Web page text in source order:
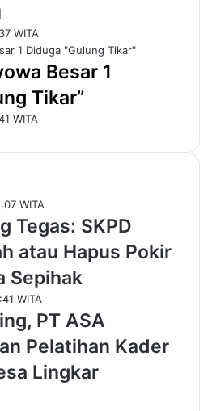
WITA
Besar 1
Tikar”
WITA
WITA
Tegas: SKPD
atau Hapus Pokir
Sepihak
WITA
PT ASA
Pelatihan Kader
Lingkar